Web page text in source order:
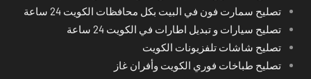
تصليح سمارت فون في البيت بكل محافظات الكويت 24 ساعة
تصليح سيارات و تبديل اطارات في الكويت 24 ساعة
تصليح شاشات تلفزيونات الكويت
تصليح طباخات فوري الكويت وأفران غاز